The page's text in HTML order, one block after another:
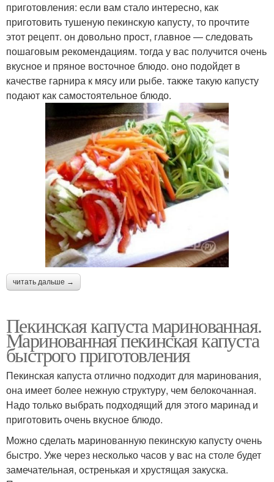
приготовления: если вам стало интересно, как
приготовить тушеную пекинскую капусту, то прочтите
этот рецепт. он довольно прост, главное — следовать
пошаговым рекомендациям. тогда у вас получится очень
вкусное и пряное восточное блюдо. оно подойдет в
качестве гарнира к мясу или рыбе. также такую капусту
подают как самостоятельное блюдо.
читать дальше →
Пекинская капуста маринованная.
Маринованная пекинская капуста
быстрого приготовления
Пекинская капуста отлично подходит для маринования,
она имеет более нежную структуру, чем белокочанная.
Надо только выбрать подходящий для этого маринад и
приготовить очень вкусное блюдо.
Можно сделать маринованную пекинскую капусту очень
быстро. Уже через несколько часов у вас на столе будет
замечательная, остренькая и хрустящая закуска.